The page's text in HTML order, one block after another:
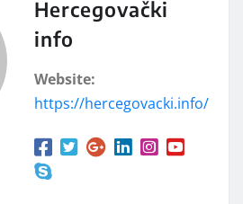
Hercegovački
info
Website:
https://hercegovacki.info/